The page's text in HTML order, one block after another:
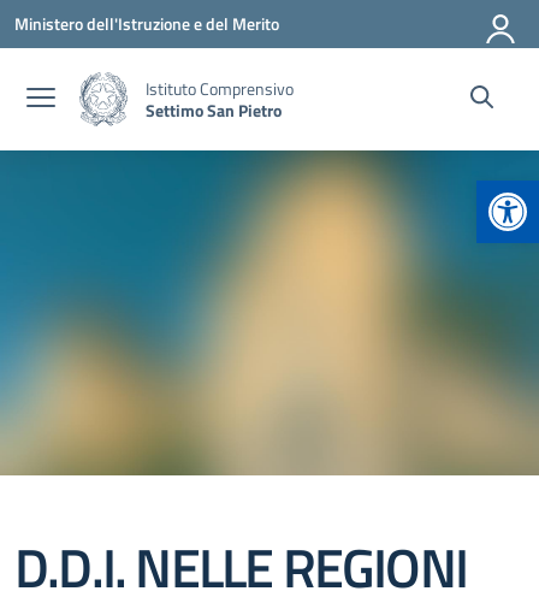
Vai ai contenuti
Vai al menu di navigazione
Vai al footer
Ministero dell'Istruzione e del Merito
Istituto Comprensivo
Settimo San Pietro
D.D.I. NELLE REGIONI